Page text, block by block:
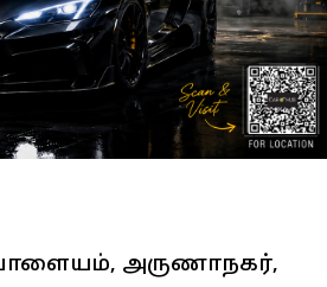
பாளையம், அருணாநகர்,